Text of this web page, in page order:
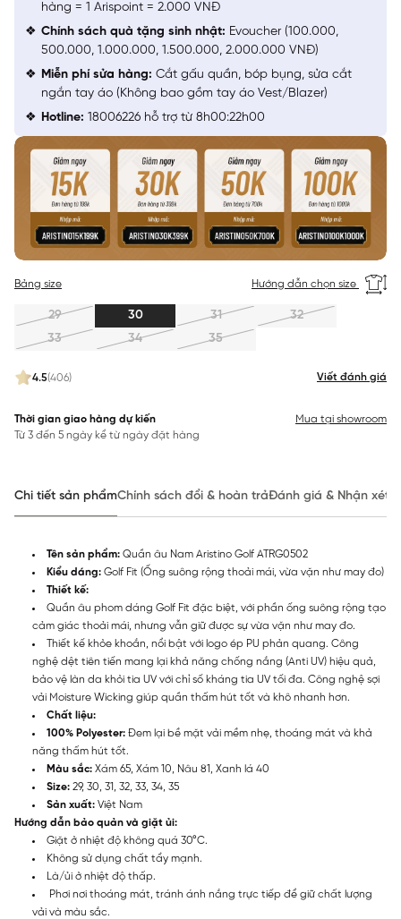
4.5(406) Viết đánh giá
Bảng size Hướng dẫn chọn size
29 30 31
32
33
34 35
Thời gian giao hàng dự kiến
Từ 3 đến 5 ngày kể từ ngày đặt hàng
Mua tại showroom
hàng = 1 Arispoint = 2.000 VNĐ
Chính sách quà tặng sinh nhật: Evoucher (100.000,
500.000, 1.000.000, 1.500.000, 2.000.000 VNĐ)
Miễn phí sửa hàng: Cắt gấu quần, bóp bụng, sửa cắt
ngắn tay áo (Không bao gồm tay áo Vest/Blazer)
Hotline: 18006226 hỗ trợ từ 8h00:22h00
Chi tiết sản phẩmChính sách đổi & hoàn trảĐánh giá & Nhận xét
Tên sản phẩm: Quần âu Nam Aristino Golf ATRG0502
Kiểu dáng: Golf Fit (Ống suông rộng thoải mái, vừa vặn như may đo)
Thiết kế:
Quần âu phom dáng Golf Fit đặc biệt, với phần ống suông rộng tạo
cảm giác thoải mái, nhưng vẫn giữ được sự vừa vặn như may đo.
Thiết kế khỏe khoắn, nổi bật với logo ép PU phản quang. Công
nghệ dệt tiên tiến mang lại khả năng chống nắng (Anti UV) hiệu quả,
bảo vệ làn da khỏi tia UV với chỉ số kháng tia UV tối đa. Công nghệ sợi
vải Moisture Wicking giúp quần thấm hút tốt và khô nhanh hơn.
Chất liệu:
100% Polyester: Đem lại bề mặt vải mềm nhẹ, thoáng mát và khả
năng thấm hút tốt.
Màu sắc: Xám 65, Xám 10, Nâu 81, Xanh lá 40
Size: 29, 30, 31, 32, 33, 34, 35
Sản xuất: Việt Nam
Hướng dẫn bảo quản và giặt ủi:
Giặt ở nhiệt độ không quá 30°C.
Không sử dụng chất tẩy mạnh.
Là/ủi ở nhiệt độ thấp.
Phơi nơi thoáng mát, tránh ánh nắng trực tiếp để giữ chất lượng
vải và màu sắc.